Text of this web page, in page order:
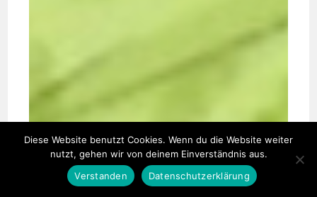
Diese Website benutzt Cookies. Wenn du die Website weiter
nutzt, gehen wir von deinem Einverständnis aus.
Verstanden
Datenschutzerklärung